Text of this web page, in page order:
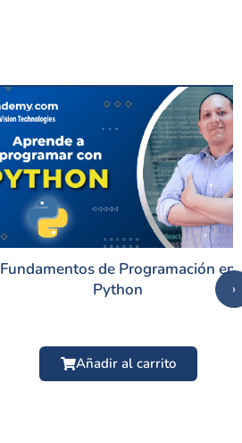
Fundamentos de Programación en
Python
Añadir al carrito
›